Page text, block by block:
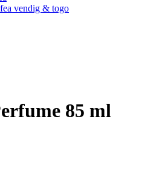
vendig & togo
85 ml